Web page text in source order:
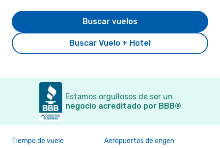
Buscar Vuelo + Hotel
Buscar vuelos
Estamos orgullosos de ser un
negocio acreditado por BBB®
Tiempo de vuelo Aeropuertos de origen